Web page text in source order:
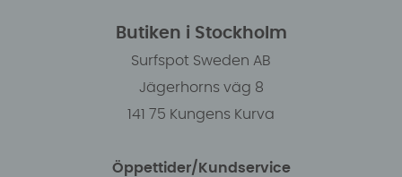
Butiken i Stockholm
Surfspot Sweden AB
Jägerhorns väg 8
141 75 Kungens Kurva
Öppettider/Kundservice